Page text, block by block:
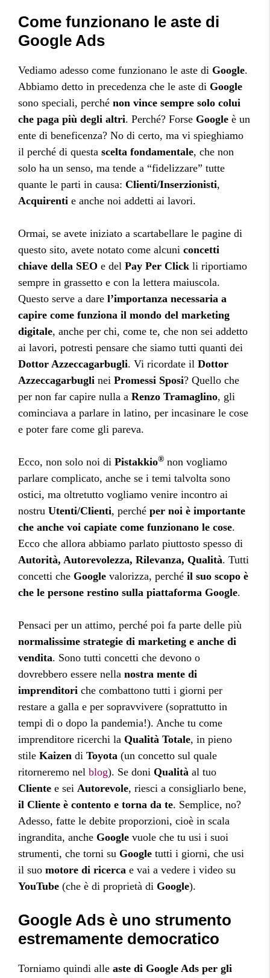
Come funzionano le aste di
Google Ads
Vediamo adesso come funzionano le aste di Google.
Abbiamo detto in precedenza che le aste di Google
sono speciali, perché non vince sempre solo colui
che paga più degli altri. Perché? Forse Google è un
ente di beneficenza? No di certo, ma vi spieghiamo
il perché di questa scelta fondamentale, che non
solo ha un senso, ma tende a “fidelizzare” tutte
quante le parti in causa: Clienti/Inserzionisti,
Acquirenti e anche noi addetti ai lavori.
Ormai, se avete iniziato a scartabellare le pagine di
questo sito, avete notato come alcuni concetti
chiave della SEO e del Pay Per Click li riportiamo
sempre in grassetto e con la lettera maiuscola.
Questo serve a dare l’importanza necessaria a
capire come funziona il mondo del marketing
digitale, anche per chi, come te, che non sei addetto
ai lavori, potresti pensare che siamo tutti quanti dei
Dottor Azzeccagarbugli. Vi ricordate il Dottor
Azzeccagarbugli nei Promessi Sposi? Quello che
per non far capire nulla a Renzo Tramaglino, gli
cominciava a parlare in latino, per incasinare le cose
e poter fare come gli pareva.
Ecco, non solo noi di Pistakkio® non vogliamo
parlare complicato, anche se i temi talvolta sono
ostici, ma oltretutto vogliamo venire incontro ai
nostru Utenti/Clienti, perché per noi è importante
che anche voi capiate come funzionano le cose.
Ecco che allora abbiamo parlato piuttosto spesso di
Autorità, Autorevolezza, Rilevanza, Qualità. Tutti
concetti che Google valorizza, perché il suo scopo è
che le persone restino sulla piattaforma Google.
Pensaci per un attimo, perché poi fa parte delle più
normalissime strategie di marketing e anche di
vendita. Sono tutti concetti che devono o
dovrebbero essere nella nostra mente di
imprenditori che combattono tutti i giorni per
restare a galla e per sopravvivere (soprattutto in
tempi di o dopo la pandemia!). Anche tu come
imprenditore ricerchi la Qualità Totale, in pieno
stile Kaizen di Toyota (un concetto sul quale
ritorneremo nel blog). Se doni Qualità al tuo
Cliente e sei Autorevole, riesci a consigliarlo bene,
il Cliente è contento e torna da te. Semplice, no?
Adesso, fatte le debite proporzioni, cioè in scala
ingrandita, anche Google vuole che tu usi i suoi
strumenti, che torni su Google tutti i giorni, che usi
il suo motore di ricerca e vai a vedere i video su
YouTube (che è di proprietà di Google).
Google Ads è uno strumento
estremamente democratico
Torniamo quindi alle aste di Google Ads per gli